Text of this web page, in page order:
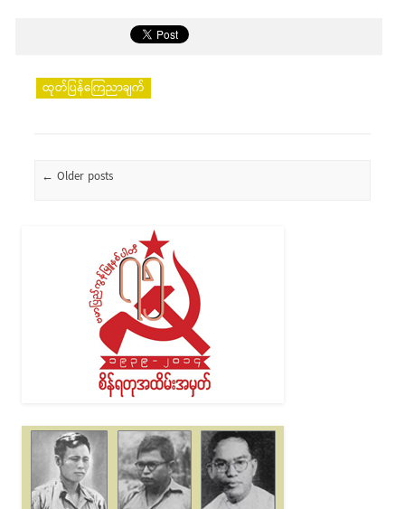
ထုတ်ပြန်ကြေညာချက်
Post navigation
← Older posts